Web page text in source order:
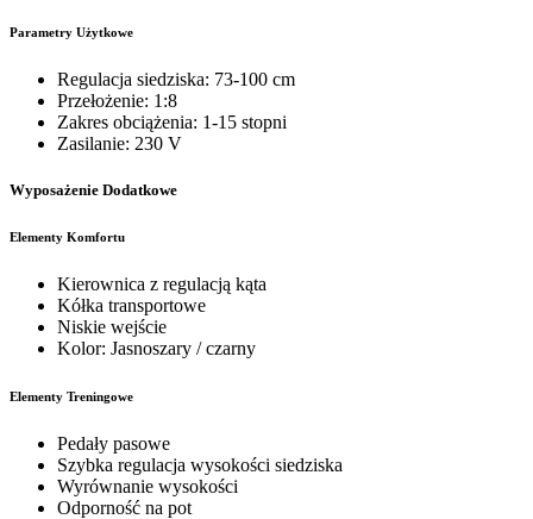
Parametry Użytkowe
Regulacja siedziska: 73-100 cm
Przełożenie: 1:8
Zakres obciążenia: 1-15 stopni
Zasilanie: 230 V
Wyposażenie Dodatkowe
Elementy Komfortu
Kierownica z regulacją kąta
Kółka transportowe
Niskie wejście
Kolor: Jasnoszary / czarny
Elementy Treningowe
Pedały pasowe
Szybka regulacja wysokości siedziska
Wyrównanie wysokości
Odporność na pot